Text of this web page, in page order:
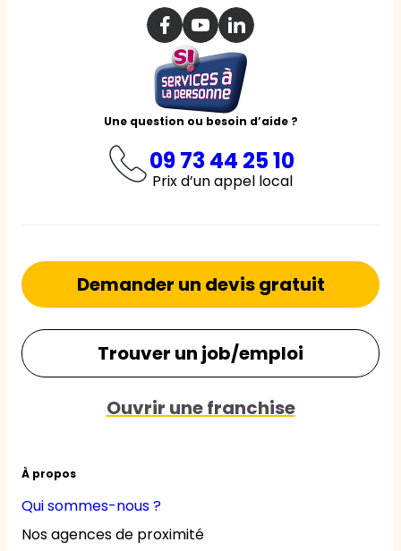
Une question ou besoin d’aide ?
09 73 44 25 10
Prix d’un appel local
À propos
Qui sommes-nous ?
Nos agences de proximité
Demander un devis gratuit
Trouver un job/emploi
Ouvrir une franchise